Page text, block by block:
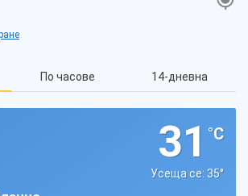
По часове 14-дневна
31 °C
Усеща се: 35°